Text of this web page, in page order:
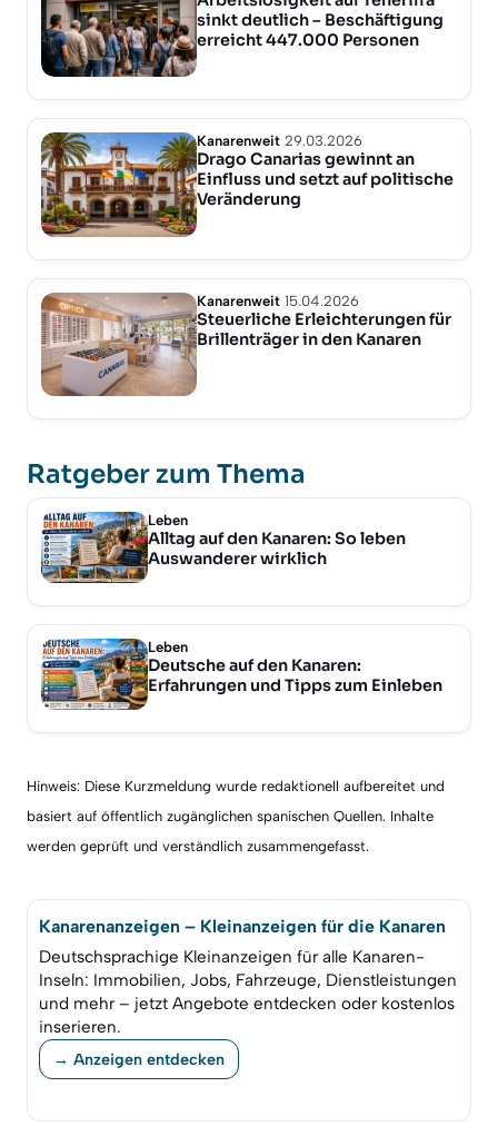
sinkt deutlich – Beschäftigung
erreicht 447.000 Personen
Kanarenweit 29.03.2026
Drago Canarias gewinnt an
Einfluss und setzt auf politische
Veränderung
Kanarenweit 15.04.2026
Steuerliche Erleichterungen für
Brillenträger in den Kanaren
Ratgeber zum Thema
Leben
Alltag auf den Kanaren: So leben
Auswanderer wirklich
Leben
Deutsche auf den Kanaren:
Erfahrungen und Tipps zum Einleben
Hinweis: Diese Kurzmeldung wurde redaktionell aufbereitet und
basiert auf öffentlich zugänglichen spanischen Quellen. Inhalte
werden geprüft und verständlich zusammengefasst.
Kanarenanzeigen – Kleinanzeigen für die Kanaren
Deutschsprachige Kleinanzeigen für alle Kanaren-
Inseln: Immobilien, Jobs, Fahrzeuge, Dienstleistungen
und mehr – jetzt Angebote entdecken oder kostenlos
inserieren.
→ Anzeigen entdecken